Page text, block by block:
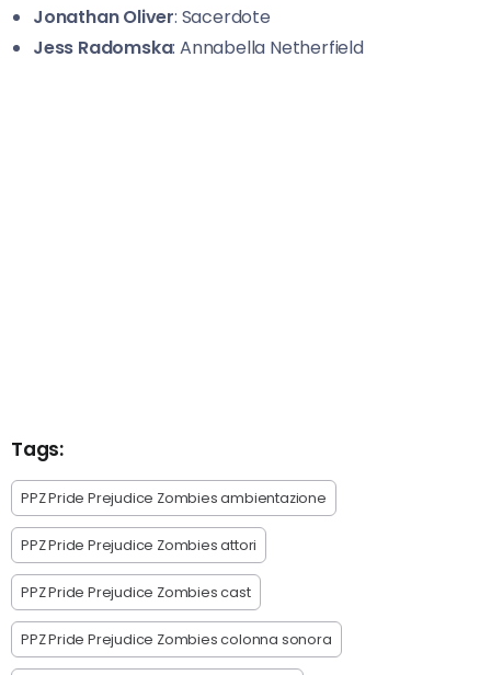
Jonathan Oliver: Sacerdote
Jess Radomska: Annabella Netherfield
Tags:
PPZ Pride Prejudice Zombies ambientazione
PPZ Pride Prejudice Zombies attori
PPZ Pride Prejudice Zombies cast
PPZ Pride Prejudice Zombies colonna sonora